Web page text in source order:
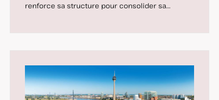
renforce sa structure pour consolider sa...